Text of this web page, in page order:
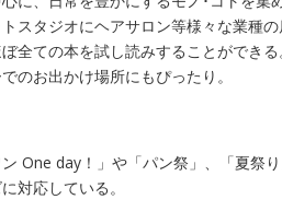
スタジオにヘアサロン等様々な業種
全ての本を試し読みすることができ
のお出かけ場所にもぴったり。
One day！」や「パン祭」、「夏祭
対応している。